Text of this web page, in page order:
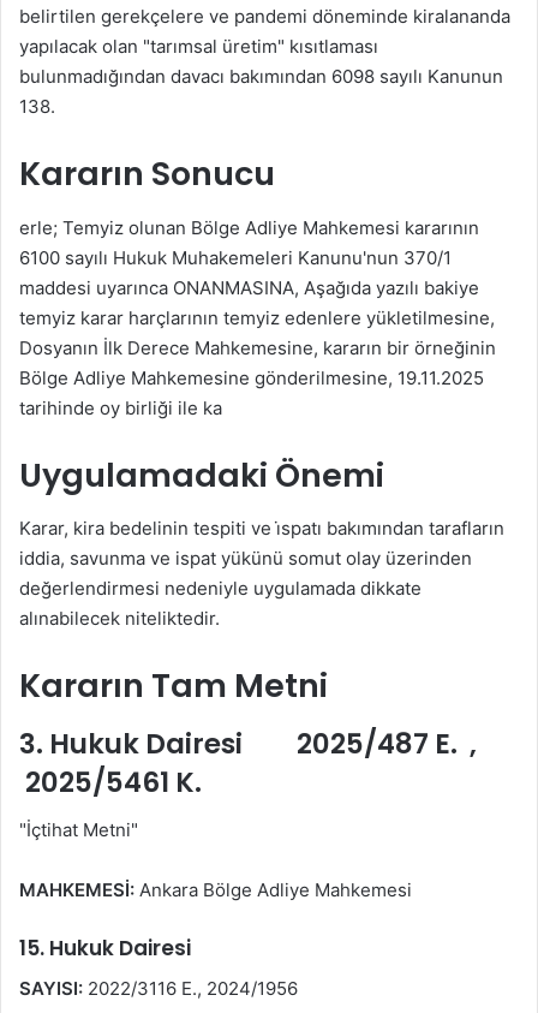
belirtilen gerekçelere ve pandemi döneminde kiralananda
yapılacak olan "tarımsal üretim" kısıtlaması
bulunmadığından davacı bakımından 6098 sayılı Kanunun
138.
Kararın Sonucu
erle; Temyiz olunan Bölge Adliye Mahkemesi kararının
6100 sayılı Hukuk Muhakemeleri Kanunu'nun 370/1
maddesi uyarınca ONANMASINA, Aşağıda yazılı bakiye
temyiz karar harçlarının temyiz edenlere yükletilmesine,
Dosyanın İlk Derece Mahkemesine, kararın bir örneğinin
Bölge Adliye Mahkemesine gönderilmesine, 19.11.2025
tarihinde oy birliği ile ka
Uygulamadaki Önemi
Karar, kira bedelinin tespiti ve i̇spatı bakımından tarafların
iddia, savunma ve ispat yükünü somut olay üzerinden
değerlendirmesi nedeniyle uygulamada dikkate
alınabilecek niteliktedir.
Kararın Tam Metni
3. Hukuk Dairesi 2025/487 E. ,
2025/5461 K.
"İçtihat Metni"
MAHKEMESİ: Ankara Bölge Adliye Mahkemesi
15. Hukuk Dairesi
SAYISI: 2022/3116 E., 2024/1956